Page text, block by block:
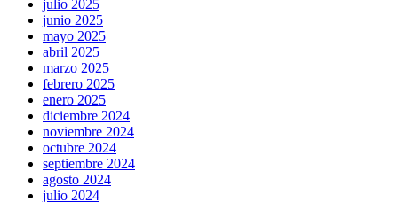
julio 2025
junio 2025
mayo 2025
abril 2025
marzo 2025
febrero 2025
enero 2025
diciembre 2024
noviembre 2024
octubre 2024
septiembre 2024
agosto 2024
julio 2024